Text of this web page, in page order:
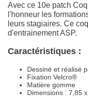
Avec ce 10e patch
l'honneur les
leurs stagiaires. Ce
d'entrainement ASP.
Caractéristiques :
Dessiné et réalisé
Fixation Velcro®
Matière gomme
Dimensions : 7,85